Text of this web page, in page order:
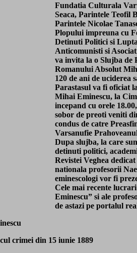
Fundatia Culturala
Seaca, Parintele Teofil
Parintele Nicolae
Plopului impreuna cu
Detinuti Politici si
Anticomunisti si
va invita la o Slujba de
Romanului Absolut
120 de ani de uciderea
Parastasul va fi oficiat
Mihai Eminescu, la
incepand cu orele
sobor de preoti veniti
condus de catre
Varsanufie
Dupa slujba, la care
detinuti politici,
Revistei Veghea
nationala profesorii
eminescologi vor fi
Cele mai recente
Eminescu” si ale
de astazi pe portalul
crimei din 15 iunie 1889